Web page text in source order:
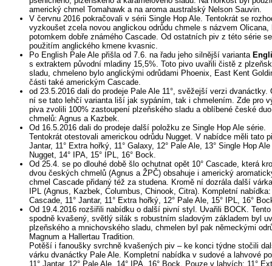
americký chmel Tomahawk a na aroma australský Nelson Sauvin.
V červnu 2016 pokračovali v sérii Single Hop Ale. Tentokrát se
vyzkoušet zcela novou anglickou odrůdu chmele s názvem Olicana,
potomkem dobře známého Cascade. Od ostatních piv z této série
použitím anglického kmene kvasnic.
Po English Pale Ale přišla od 7.6. na řadu jeho silnější varianta
s extraktem původní mladiny 15,5%. Toto pivo uvařili čistě z
sladu, chmeleno bylo anglickými odrůdami Phoenix, East Kent
části také americkým Cascade.
od 23.5.2016 dali do prodeje Pale Ale 11°, svěžejší verzi dvanáctky.
ní se tato lehčí varianta liší jak sypáním, tak i chmelením. Zde pro
piva zvolili 100% zastoupení plzeňského sladu a oblíbené české duo
chmelů: Agnus a Kazbek.
Od 16.5.2016 dali do prodeje další položku ze Single Hop Ale série.
Tentokrát otestovali americkou odrůdu Nugget. V nabídce měli tato
Jantar, 11° Extra hořký, 11° Galaxy, 12° Pale Ale, 13° Single Hop Ale
Nugget, 14° IPA, 15° IPL, 16° Bock.
Od 25.4. se po dlouhé době šlo ochutnat opět 10° Cascade, která
dvou českých chmelů (Agnus a ŽPČ) obsahuje i americký
chmel Cascade přidaný též za studena. Kromě ní dozrála další
IPL (Agnus, Kazbek, Columbus, Chinook, Citra). Kompletní nabídka:
Cascade, 11° Jantar, 11° Extra hořký, 12° Pale Ale, 15° IPL, 16°
Od 19.4.2016 rozšiřili nabídku o další pivní styl. Uvařili BOCK. Tento
spodně kvašený, světlý silák s robustním sladovým základem byl
plzeňského a mnichovského sladu, chmelen byl pak německými
Magnum a Hallertau Tradition.
Potěší i fanoušky svrchně kvašených piv – ke konci týdne stočili
várku dvanáctky Pale Ale. Kompletní nabídka v sudové a lahvové
11° Jantar, 12° Pale Ale, 14° IPA, 16° Bock. Pouze v lahvích: 11°